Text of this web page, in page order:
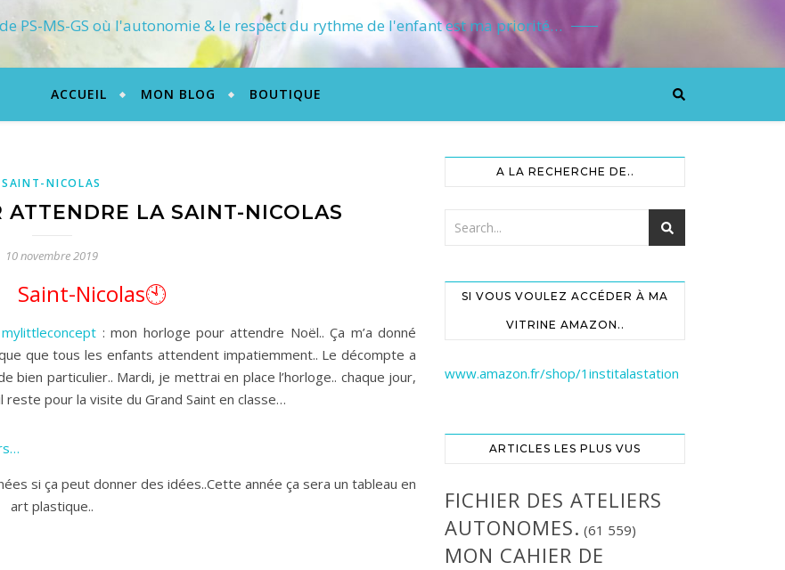
PS-MS-GS où l'autonomie & le respect du rythme de l'enfant est ma priorité…
ACCUEIL MON BLOG BOUTIQUE
SAINT-NICOLAS
LA SAINT-NICOLAS
10 novembre 2019
Saint-Nicolas🕙
mylittleconcept : mon horloge pour attendre Noël.. Ça m’a donné
que tous les enfants attendent impatiemment.. Le décompte a
bien particulier.. Mardi, je mettrai en place l’horloge.. chaque jour,
reste pour la visite du Grand Saint en classe…
si ça peut donner des idées..Cette année ça sera un tableau en
art plastique..
A LA RECHERCHE DE..
SI VOUS VOULEZ ACCÉDER À MA
VITRINE AMAZON..
www.amazon.fr/shop/1institalastation
ARTICLES LES PLUS VUS
FICHIER DES ATELIERS
AUTONOMES. (61 559)
MON CAHIER DE